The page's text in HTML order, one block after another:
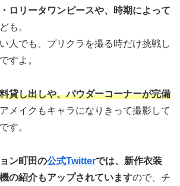
ロリータワンピースや、時期によって
も。
人でも、プリクラを撮る時だけ挑戦し
すよ。
貸し出しや、パウダーコーナーが完備
メイクもキャラになりきって撮影して
す。
ン町田の公式Twitterでは、新作衣装
の紹介もアップされていますので、チ